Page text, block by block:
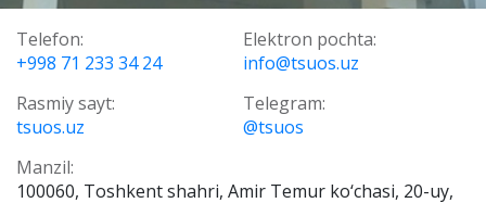
Telefon:
+998 71 233 34 24
Elektron pochta:
info@tsuos.uz
Rasmiy sayt:
tsuos.uz
Telegram:
@tsuos
Manzil:
100060, Toshkent shahri, Amir Temur ko‘chasi, 20-uy,